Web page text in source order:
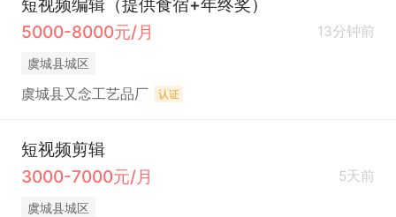
短视频编辑（提供食宿+年终奖）
5000-8000元/月
13分钟前
虞城县城区
虞城县又念工艺品厂 认证
短视频剪辑
3000-7000元/月
5天前
虞城县城区